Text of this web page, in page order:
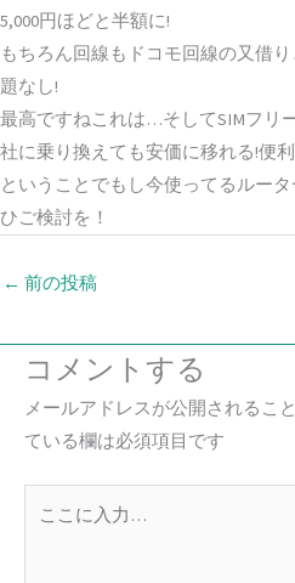
5,000円ほどと半額に!
もちろん回線もドコモ回線の又借
題なし!
最高ですねこれは…そしてSIMフリ
社に乗り換えても安価に移れる!便
ということでもし今使ってるルー
ひご検討を！
← 前の投稿
コメントする
メールアドレスが公開されるこ
ている欄は必須項目です